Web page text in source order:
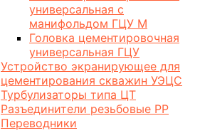
универсальная с
манифольдом ГЦУ М
Головка цементировочная
универсальная ГЦУ
Устройство экранирующее для
цементирования скважин УЭЦС
Турбулизаторы типа ЦТ
Разъединители резьбовые РР
Переводники